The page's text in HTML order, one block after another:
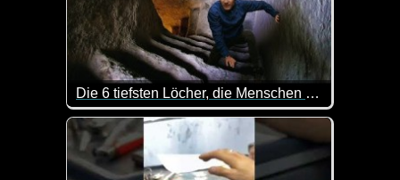
Die 6 tiefsten Löcher, die Menschen bisher gegraben haben
Kaum zu glauben wie tief man für einen Brunnen